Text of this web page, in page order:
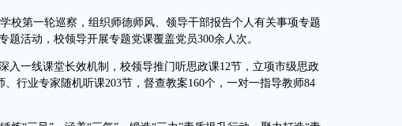
第一轮巡察，组织师德师风、领导干部报告个人有关事项专题
题活动，校领导开展专题党课覆盖党员300余人次。
一线课堂长效机制，校领导推门听思政课12节，立项市级思政
行业专家随机听课203节，督查教案160个，一对一指导教师84